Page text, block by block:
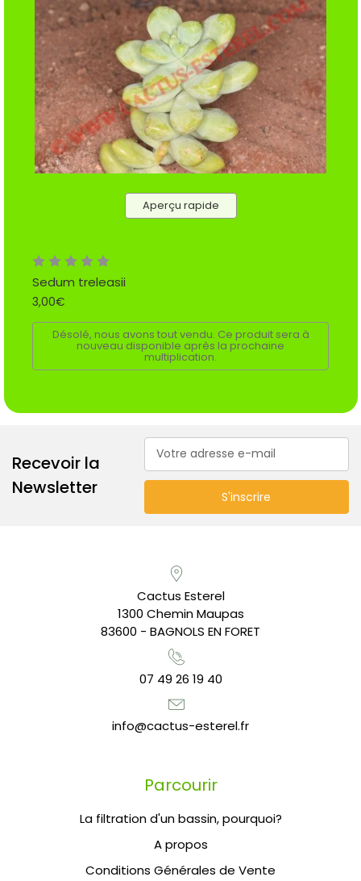
Aperçu rapide
Sedum treleasii
3,00€
Désolé, nous avons tout vendu. Ce produit sera à
nouveau disponible après la prochaine
multiplication.
Recevoir la
Newsletter
Adresse
mail
Cactus Esterel
1300 Chemin Maupas
83600 - BAGNOLS EN FORET
07 49 26 19 40
info@cactus-esterel.fr
Parcourir
La filtration d'un bassin, pourquoi?
A propos
Conditions Générales de Vente